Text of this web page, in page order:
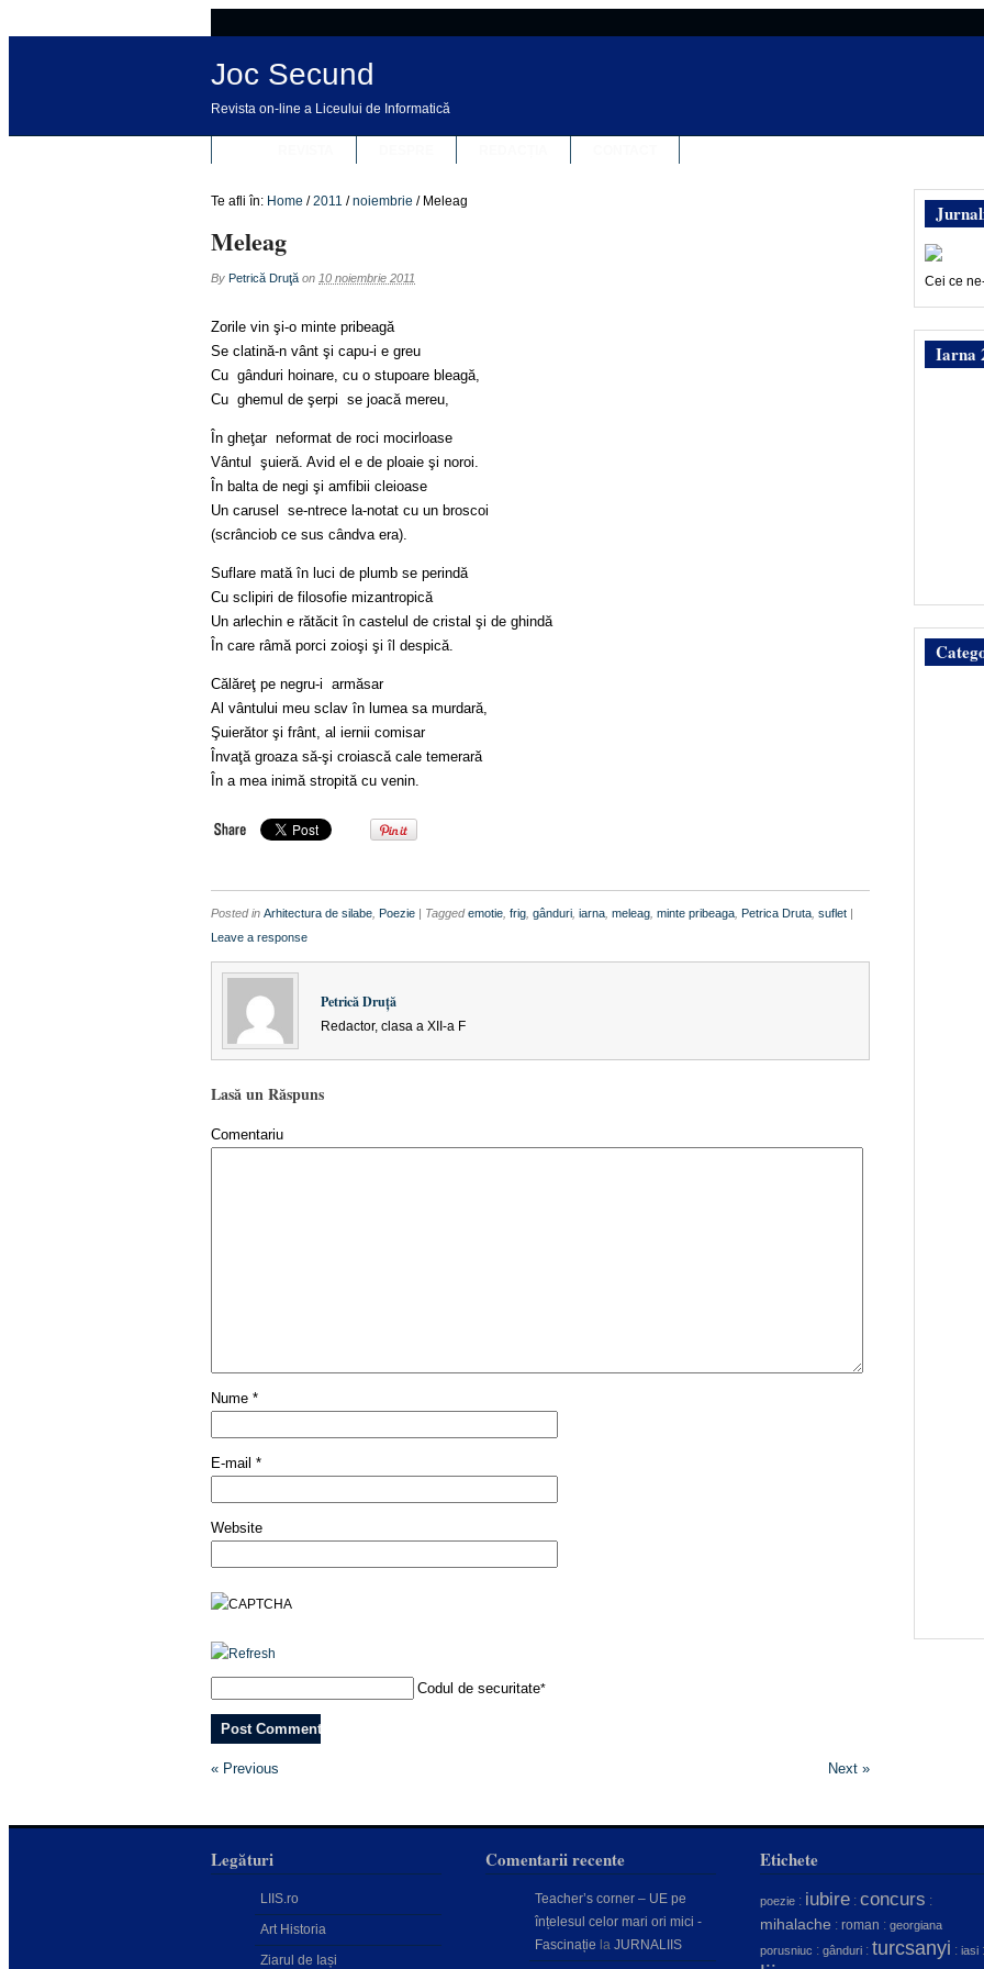
Joc Secund
Revista on-line a Liceului de Informatică
Te afli în: Home / 2011 / noiembrie / Meleag
Meleag
By Petrică Druţă on 10 noiembrie 2011
Zorile vin şi-o minte pribeagă
Se clatină-n vânt şi capu-i e greu
Cu gânduri hoinare, cu o stupoare bleagă,
Cu ghemul de şerpi se joacă mereu,
În gheţar neformat de roci mocirloase
Vântul şuieră. Avid el e de ploaie şi noroi.
În balta de negi şi amfibii cleioase
Un carusel se-ntrece la-notat cu un broscoi
(scrânciob ce sus cândva era).
Suflare mată în luci de plumb se perindă
Cu sclipiri de filosofie mizantropică
Un arlechin e rătăcit în castelul de cristal şi de ghindă
În care râmă porci zoioşi şi îl despică.
Călăreţ pe negru-i armăsar
Al vântului meu sclav în lumea sa murdară,
Şuierător şi frânt, al iernii comisar
Învaţă groaza să-şi croiască cale temerară
În a mea inimă stropită cu venin.
Posted in Arhitectura de silabe Poezie | Taggedemotie frig gânduri iarna meleag minte pribeaga Petrica Druta suflet |
Leave a response
Petrică Druţă
Redactor, clasa a XII-a F
Lasă un Răspuns
Comentariu
Nume *
E-mail *
Website
Codul de securitate*
« Previous Next »
Cei ce
Iarna
Legături
LIIS.ro
Art Historia
Ziarul de Iași
Comentarii recente
Teacher’s corner – UE pe
înțelesul celor mari ori mici -
Fascinație la JURNALIIS
Etichete
poezie : iubire : concurs :
mihalache : roman : georgiana
porusniuc : gânduri : turcsanyi : iasi :